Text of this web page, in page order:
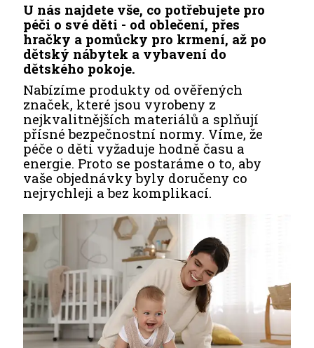
U nás najdete vše, co potřebujete pro
péči o své děti - od oblečení, přes
hračky a pomůcky pro krmení, až po
dětský nábytek a vybavení do
dětského pokoje.
Nabízíme produkty od ověřených
značek, které jsou vyrobeny z
nejkvalitnějších materiálů a splňují
přísné bezpečnostní normy. Víme, že
péče o děti vyžaduje hodně času a
energie. Proto se postaráme o to, aby
vaše objednávky byly doručeny co
nejrychleji a bez komplikací.